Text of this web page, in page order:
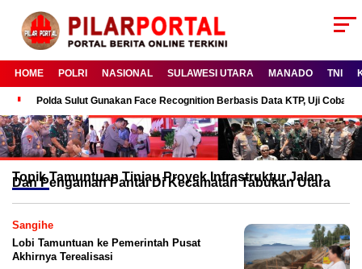
HOME POLRI NASIONAL SULAWESI UTARA MANADO TNI
Polda Sulut Gunakan Face Recognition Berbasis Data KTP, Uji Coba
TopikTamuntuan Tinjau Proyek Infrastruktur Jalan
Dan Pengaman Pantai Di Kecamatan Tabukan Utara
Sangihe
Lobi Tamuntuan ke Pemerintah Pusat
Akhirnya Terealisasi